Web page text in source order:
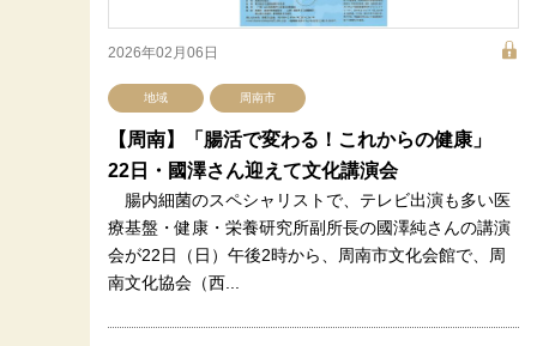
2026年02月06日
地域 周南市
【周南】「腸活で変わる！これからの健康」
22日・國澤さん迎えて文化講演会
腸内細菌のスペシャリストで、テレビ出演も多い医
療基盤・健康・栄養研究所副所長の國澤純さんの講演
会が22日（日）午後2時から、周南市文化会館で、周
南文化協会（西...